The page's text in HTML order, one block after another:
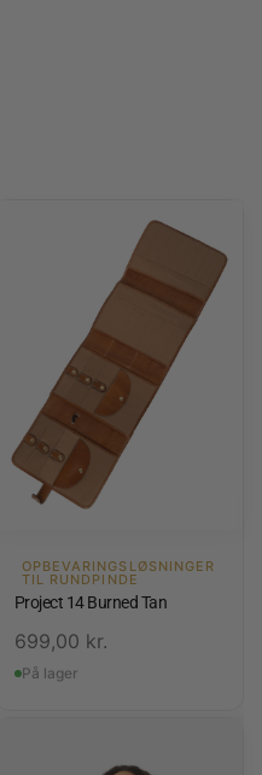
OPBEVARINGSLØSNINGER
TIL RUNDPINDE
Project 14 Burned Tan
699,00 kr.
På lager